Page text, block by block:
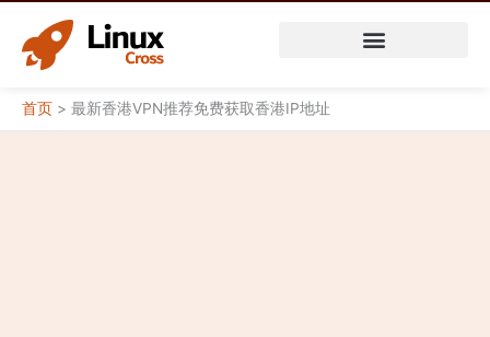
首页 > 最新香港VPN推荐免费获取香港IP地址